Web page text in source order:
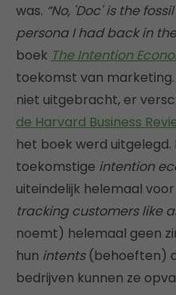
was. “No, 'Doc' is the
persona I had back in the
boek The Intention
toekomst van marketing.
niet uitgebracht, er
de Harvard Business
het boek werd uitgelegd.
toekomstige intention
uiteindelijk helemaal
tracking customers like
noemt) helemaal geen
hun intents(behoeften)
bedrijven kunnen ze